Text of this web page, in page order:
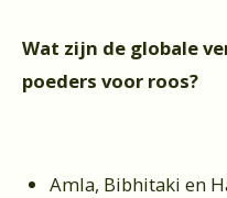
Wat zijn de globale
poeders voor roos?
Amla, Bibhitaki en